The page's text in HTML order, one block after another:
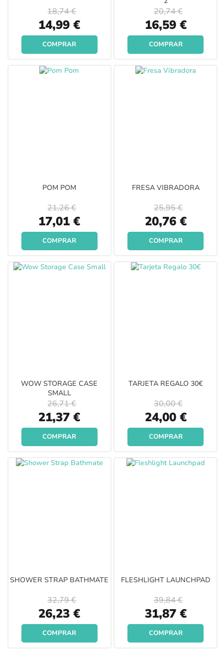
Special
Price
14,99 €
18,74 €
COMPRAR
Special
Price
16,59 €
20,74 €
COMPRAR
POM POM
Special
Price
17,01 €
21,26 €
COMPRAR
FRESA VIBRADORA
Special
Price
20,76 €
25,95 €
COMPRAR
WOW STORAGE CASE
SMALL
Special
Price
21,37 €
26,71 €
COMPRAR
TARJETA REGALO 30€
Special
Price
24,00 €
30,00 €
COMPRAR
SHOWER STRAP BATHMATE
Special
Price
26,23 €
32,79 €
COMPRAR
FLESHLIGHT LAUNCHPAD
Special
Price
31,87 €
39,84 €
COMPRAR